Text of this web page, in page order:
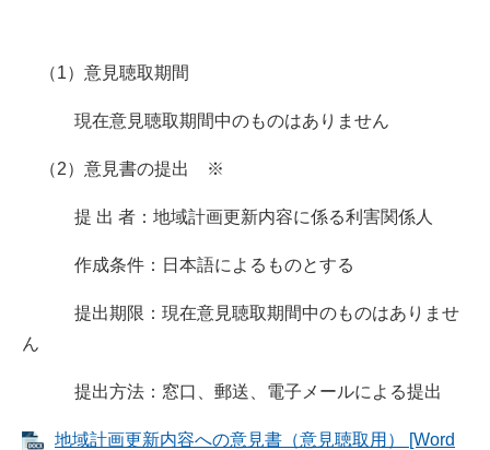
（1）意見聴取期間
現在意見聴取期間中のものはありません
（2）意見書の提出 ※
提 出 者：地域計画更新内容に係る利害関係人
作成条件：日本語によるものとする
提出期限：現在意見聴取期間中のものはありませ
ん
提出方法：窓口、郵送、電子メールによる提出
地域計画更新内容への意見書（意見聴取用） [Word